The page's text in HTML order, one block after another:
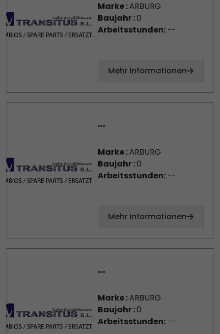
Marke :ARBURG
Baujahr :0
Arbeitsstunden:--
Mehr Informationen
...
Marke :ARBURG
Baujahr :0
Arbeitsstunden:--
Mehr Informationen
...
Marke :ARBURG
Baujahr :0
Arbeitsstunden:--